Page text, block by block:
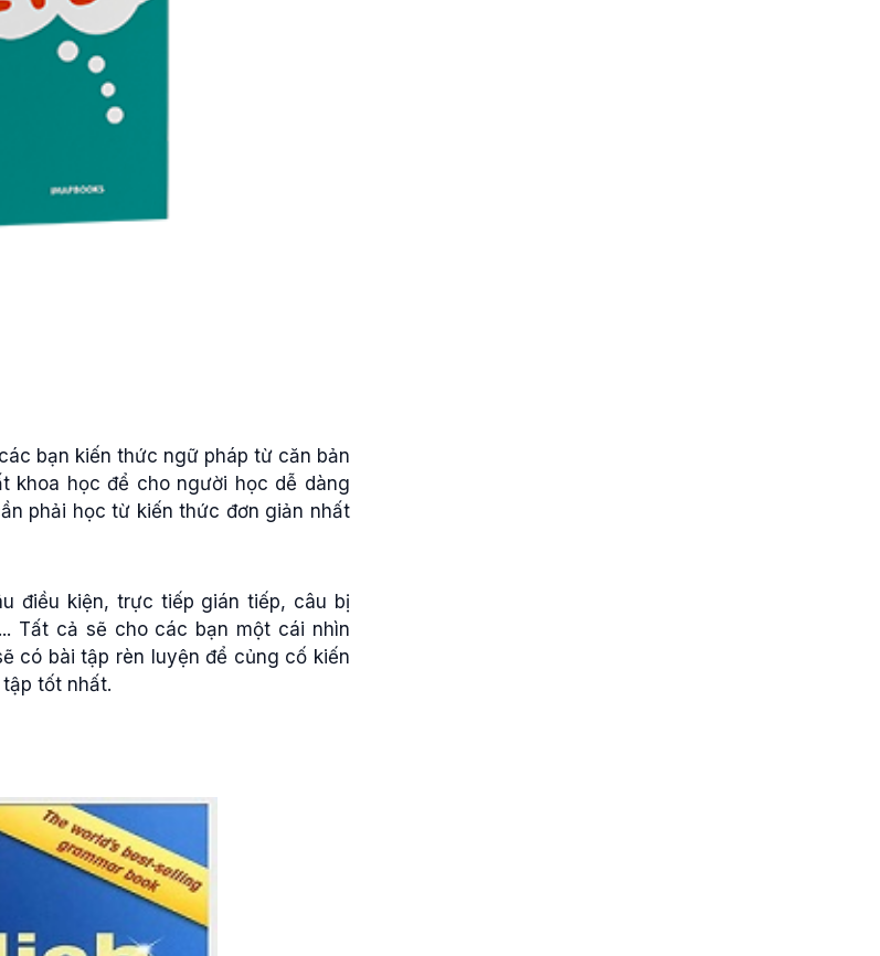
bạn kiến thức ngữ pháp từ căn bản
khoa học để cho người học dễ dàng
phải học từ kiến thức đơn giản nhất
điều kiện, trực tiếp gián tiếp, câu bị
Tất cả sẽ cho các bạn một cái nhìn
có bài tập rèn luyện để củng cố kiến
tốt nhất.